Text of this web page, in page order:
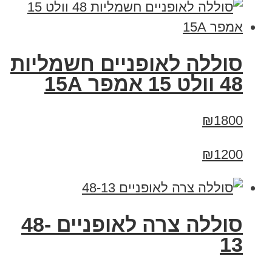
סוללה לאופניים חשמליות
48 וולט 15 אמפר 15A
₪1800
₪1200
סוללה צרה לאופניים 48-
13